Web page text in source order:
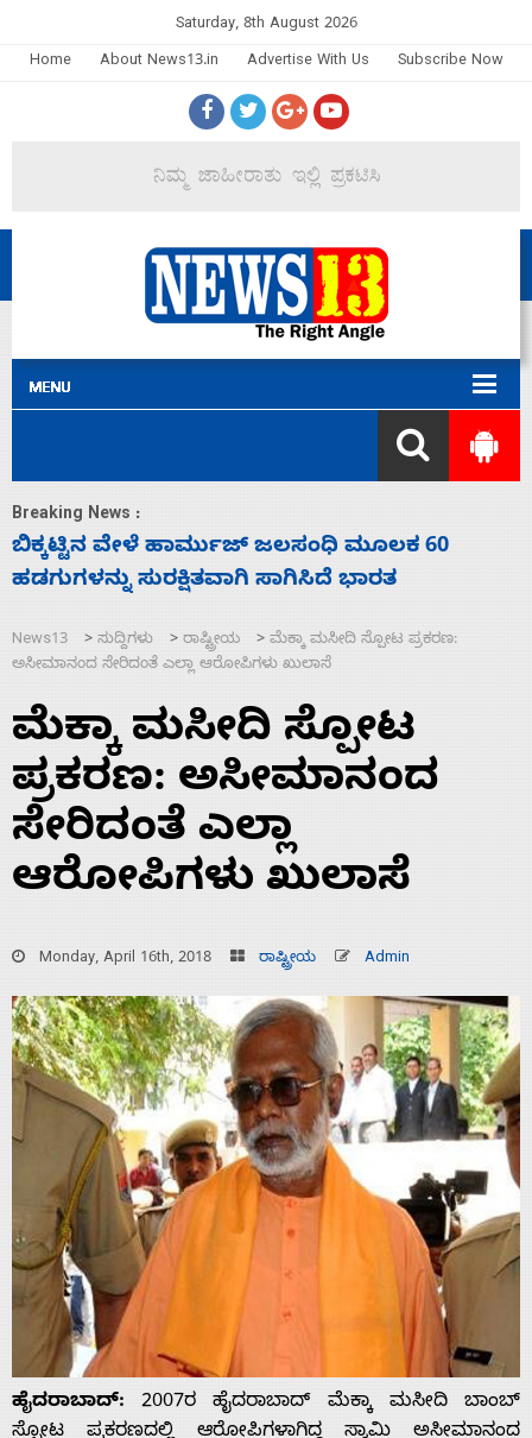
Saturday, 8th August 2026
Home
About News13.in Advertise With Us Subscribe Now
Breaking News :
ನಾಗೇಂದ್ರ ರಾಜೀನಾಮೆ ಕೊಡದಿದ್ದರೆ ಸದನ ನಡೆಸಲು
ಬಿಡೆವು: ಛಲವಾದಿ ನಾರಾಯಣಸ್ವಾಮಿ
News13 > ಸುದ್ದಿಗಳು > ರಾಷ್ಟ್ರೀಯ > ಮೆಕ್ಕಾ ಮಸೀದಿ ಸ್ಪೋಟ ಪ್ರಕರಣ:
ಅಸೀಮಾನಂದ ಸೇರಿದಂತೆ ಎಲ್ಲಾ ಆರೋಪಿಗಳು ಖುಲಾಸೆ
ಮೆಕ್ಕಾ ಮಸೀದಿ ಸ್ಪೋಟ
ಪ್ರಕರಣ: ಅಸೀಮಾನಂದ
ಸೇರಿದಂತೆ ಎಲ್ಲಾ
ಆರೋಪಿಗಳು ಖುಲಾಸೆ
Monday, April 16th, 2018 ರಾಷ್ಟ್ರೀಯ Admin
ಹೈದರಾಬಾದ್: 2007ರ ಹೈದರಾಬಾದ್ ಮೆಕ್ಕಾ ಮಸೀದಿ ಬಾಂಬ್